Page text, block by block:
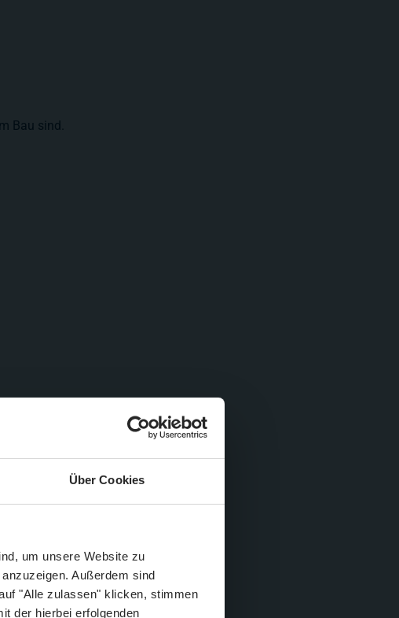
Über Cookies
um unsere Website zu
Außerdem sind
"Alle zulassen" klicken, stimmen
der hierbei erfolgenden
Bau sind.
Schließen
Züge im August
🚂